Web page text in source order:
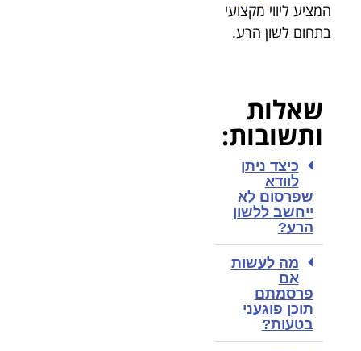
המציע ליווי מקצועי
בתחום לשון הרע.
שאלות
ותשובות:
כיצד ניתן
לוודא
שפרסום לא
ייחשב ללשון
הרע?
מה לעשות
אם
פרסמתם
תוכן פוגעני
בטעות?